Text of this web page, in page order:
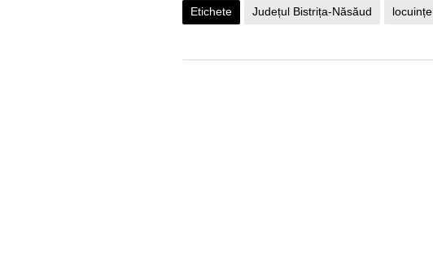
Etichete Județul Bistrița-Năsăud locuințe